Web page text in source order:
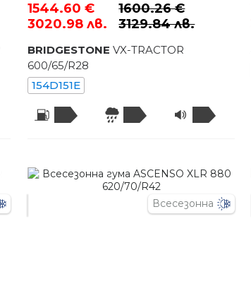
1544.60 €
3020.98 лв.
1600.26 €
3129.84 лв.
BRIDGESTONE VX-TRACTOR
600/65/R28
154D151E
Всесезонна